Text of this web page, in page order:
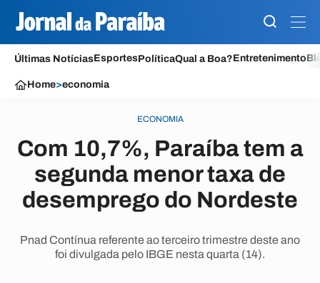
Últimas NotíciasEsportesPolíticaQual a Boa?Entretenimento
Home>economia
ECONOMIA
Com 10,7%, Paraíba tem a
segunda menor taxa de
desemprego do Nordeste
Pnad Contínua referente ao terceiro trimestre deste ano
foi divulgada pelo IBGE nesta quarta (14).